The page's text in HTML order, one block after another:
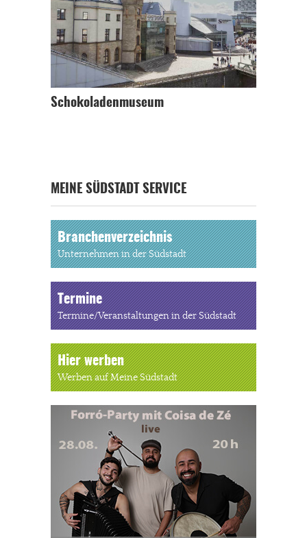
Schokoladenmuseum
MEINE SÜDSTADT SERVICE
Branchenverzeichnis
Unternehmen in der Südstadt
Termine
Termine/Veranstaltungen in der Südstadt
Hier werben
Werben auf Meine Südstadt